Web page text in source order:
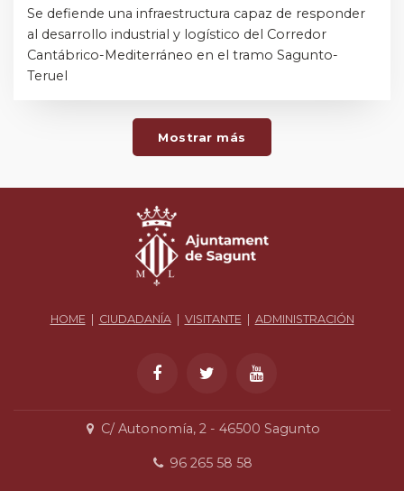
Se defiende una infraestructura capaz de responder
al desarrollo industrial y logístico del Corredor
Cantábrico-Mediterráneo en el tramo Sagunto-
Teruel
Mostrar más
HOME| CIUDADANÍA| VISITANTE| ADMINISTRACIÓN
C/ Autonomía, 2 - 46500 Sagunto
96 265 58 58